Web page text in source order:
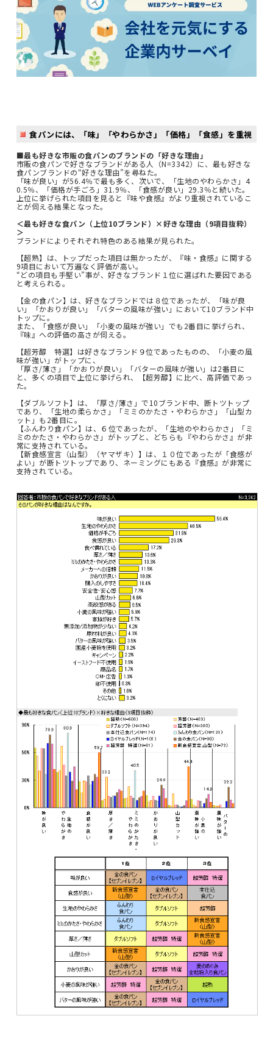
食パンには、「味」「やわらかさ」「価格」「食感」を重視
■最も好きな市販の食パンのブランドの「好きな理由」
市販の食パンで好きなブランドがある人（N=3342）に、最も好きな
食パンブランドの“好きな理由”を尋ねた。
「味が良い」が56.4％で最も多く、次いで、「生地のやわらかさ」4
0.5％、「価格が手ごろ」31.9％、「食感が良い」29.3％と続いた。
上位に挙げられた項目を見ると『味や食感』がより重視されているこ
とが伺える結果となった。
＜最も好きな食パン（上位10ブランド）×好きな理由（9項目抜粋）
＞
ブランドによりそれぞれ特色のある結果が見られた。
【超熟】は、トップだった項目は無かったが、『味・食感』に関する
9項目において万遍なく評価が高い。
“どの項目も手堅い”事が、好きなブランド１位に選ばれた要因である
と考えられる。
【金の食パン】は、好きなブランドでは８位であったが、「味が良
い」「かおりが良い」「バターの風味が強い」において10ブランド中
トップに。
また、「食感が良い」「小麦の風味が強い」でも2番目に挙げられ、
『味』への評価の高さが伺える。
【超芳醇 特選】は好きなブランド９位であったものの、「小麦の風
味が強い」がトップに、
「厚さ/薄さ」「かおりが良い」「バターの風味が強い」は2番目に
と、多くの項目で上位に挙げられ、【超芳醇】に比べ、高評価であっ
た。
【ダブルソフト】は、「厚さ/薄さ」で10ブランド中、断トツトップ
であり、「生地の柔らかさ」「ミミのかたさ・やわらかさ」「山型カ
ット」も2番目に。
【ふんわり食パン】は、６位であったが、「生地のやわらかさ」「ミ
ミのかたさ・やわらかさ」がトップと、どちらも『やわらかさ』が非
常に支持されている。
【新食感宣言（山型）（ヤマザキ）】は、１０位であったが「食感が
よい」が断トツトップであり、ネーミングにもある『食感』が非常に
支持されている。